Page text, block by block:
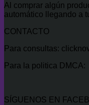
Al comprar algún
automático llegando a
CONTACTO
Para consultas:
Para la politica
SÍGUENOS EN